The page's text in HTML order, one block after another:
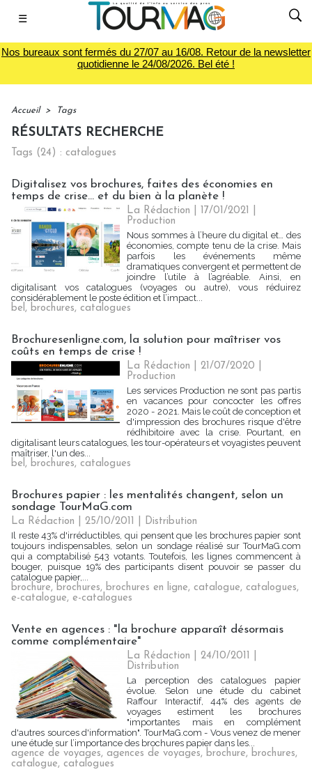
☰
Nos bureaux sont fermés du 27/07 au 16/08. Retour de la newsletter
quotidienne le 24/08/2026. Bel été !
Accueil > Tags
RÉSULTATS RECHERCHE
Tags (24) : catalogues
Digitalisez vos brochures, faites des économies en
temps de crise... et du bien à la planète !
La Rédaction | 17/01/2021
Production
Nous sommes à l’heure du digital et… des
économies, compte tenu de la crise. Mais
parfois les événements même
dramatiques convergent et permettent de
joindre l’utile à l’agréable. Ainsi, en
digitalisant vos catalogues (voyages ou autre), vous réduirez
considérablement le poste édition et l’impact...
bel, brochures, catalogues
Brochuresenligne.com, la solution pour maîtriser vos
coûts en temps de crise !
La Rédaction | 21/07/2020
Production
Les services Production ne sont pas partis
en vacances pour concocter les offres
2020 - 2021. Mais le coût de conception et
d'impression des brochures risque d'être
rédhibitoire avec la crise. Pourtant, en
digitalisant leurs catalogues, les tour-opérateurs et voyagistes peuvent
maîtriser, l'un des...
bel, brochures, catalogues
Brochures papier : les mentalités changent, selon un
sondage TourMaG.com
La Rédaction | 25/10/2011
Distribution
Il reste 43% d'irréductibles, qui pensent que les brochures papier sont
toujours indispensables, selon un sondage réalisé sur TourMaG.com
qui a comptabilisé 543 votants. Toutefois, les lignes commencent à
bouger, puisque 19% des participants disent pouvoir se passer du
catalogue papier,...
brochure, brochures, brochures en ligne, catalogue, catalogues,
e-catalogue, e-catalogues
Vente en agences : "la brochure apparaît désormais
comme complémentaire"
La Rédaction | 24/10/2011
Distribution
La perception des catalogues papier
évolue. Selon une étude du cabinet
Raffour Interactif, 44% des agents de
voyages estiment les brochures
"importantes mais en complément
d'autres sources d'information". TourMaG.com - Vous venez de mener
une étude sur l’importance des brochures papier dans les...
agence de voyages, agences de voyages, brochure, brochures,
catalogue, catalogues